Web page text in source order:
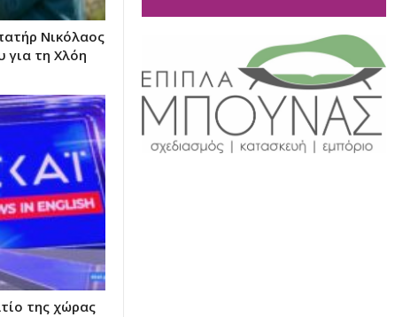
Νικόλαος
για τη Χλόη
της χώρας